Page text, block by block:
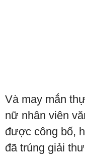
Và may mắn
nữ nhân viên
được công bố,
đã trúng giải